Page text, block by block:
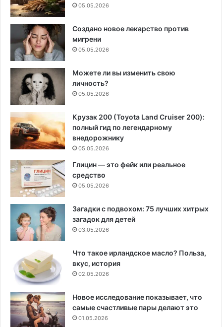
05.05.2026
Создано новое лекарство против
мигрени
05.05.2026
Можете ли вы изменить свою
личность?
05.05.2026
Крузак 200 (Toyota Land Cruiser 200):
полный гид по легендарному
внедорожнику
05.05.2026
Глицин — это фейк или реальное
средство
05.05.2026
Загадки с подвохом: 75 лучших хитрых
загадок для детей
03.05.2026
Что такое ирландское масло? Польза,
вкус, история
02.05.2026
Новое исследование показывает, что
самые счастливые пары делают это
01.05.2026